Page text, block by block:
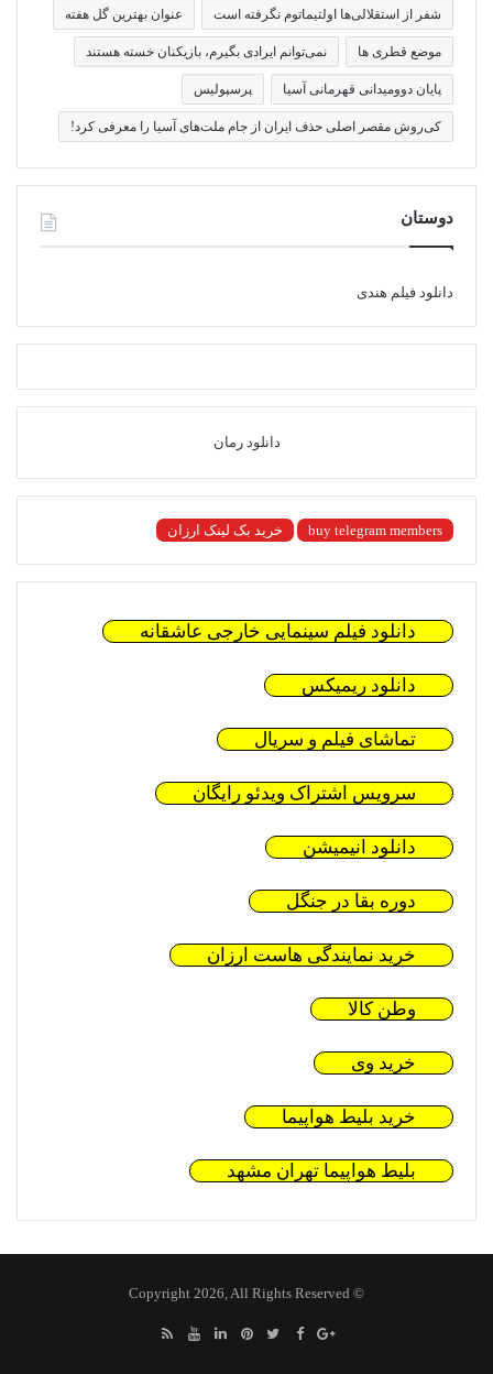
شفر از استقلالی‌ها اولتیماتوم نگرفته است عنوان بهترین گل هفته
موضع قطری ها نمی‌توانم ایرادی بگیرم، بازیکنان خسته هستند
پایان دوومیدانی قهرمانی آسیا پرسپولیس
کی‌روش مقصر اصلی حذف ایران از جام ملت‌های آسیا را معرفی کرد!
دوستان
دانلود فیلم هندی
دانلود رمان
buy telegram members خرید بک لینک ارزان
دانلود فیلم سینمایی خارجی عاشقانه
دانلود ریمیکس
تماشای فیلم و سریال
سرویس اشتراک ویدئو رایگان
دانلود انیمیشن
دوره بقا در جنگل
خرید نمایندگی هاست ارزان
وطن کالا
خرید وی
خرید بلیط هواپیما
بلیط هواپیما تهران مشهد
© Copyright 2026, All Rights Reserved